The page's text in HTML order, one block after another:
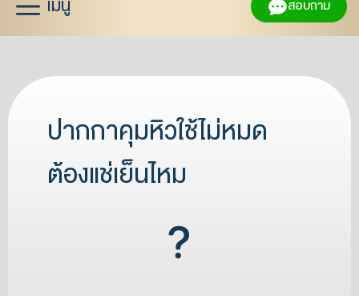
สอบถาม
ปากกาคุมหิวใช้ไม่หมด
ต้องแช่เย็นไหม